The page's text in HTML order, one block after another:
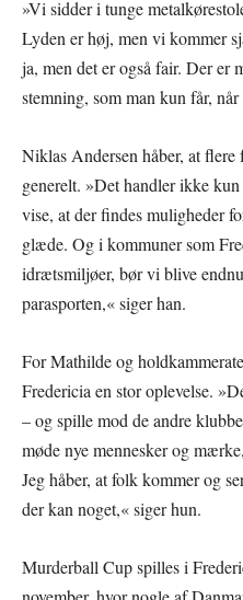
»Vi sidder i tunge
Lyden er høj, men vi kommer
ja, men det er også fair. Der er
stemning, som man kun får,
Niklas Andersen håber, at flere
generelt. »Det handler ikke
vise, at der findes muligheder
glæde. Og i kommuner som
idrætsmiljøer, bør vi blive
parasporten,« siger han.
For Mathilde og
Fredericia en stor oplevelse.
– og spille mod de andre
møde nye mennesker og
Jeg håber, at folk kommer og
der kan noget,« siger hun.
Murderball Cup spilles i